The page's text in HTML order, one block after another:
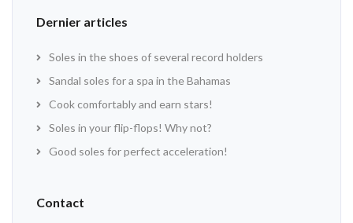
Dernier articles
Soles in the shoes of several record holders
Sandal soles for a spa in the Bahamas
Cook comfortably and earn stars!
Soles in your flip-flops! Why not?
Good soles for perfect acceleration!
Contact